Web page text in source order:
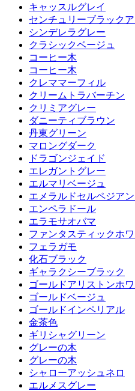
キャッスルグレイ
センチュリーブラック
シンデレラグレー
クラシックベージュ
コーヒー木
コーヒー木
クレママーフィル
クリームトラバーチン
クリミアグレー
ダニーティブラウン
丹東グリーン
マロングダーク
ドラゴンジェイド
エレガントグレー
エルマリベージュ
エメラルドセルペジア
エンペラドール
エラモサオバマ
ファンタスティックホワ
フェラガモ
化石ブラック
ギャラクシーブラック
ゴールドアリストンホ
ゴールドベージュ
ゴールドインペリアル
金茶色
ギリシャグリーン
グレーの木
グレーの木
シャローアッシュネロ
エルメスグレー